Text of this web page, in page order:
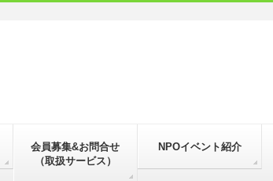
会員募集&お問合せ
（取扱サービス）
NPOイベント紹介